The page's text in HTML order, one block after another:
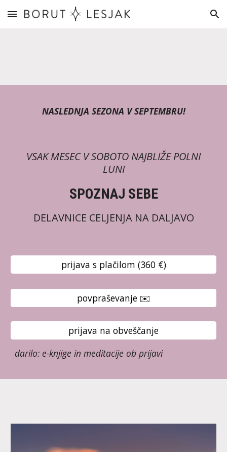
Skip to main content Skip to navigation
NASLEDNJA SEZONA V SEPTEMBRU!
VSAKMESEC V SOBOTO NAJBLIŽE POLNI
LUNI
SPOZNAJ SEBE
DELAVNICE CELJENJA NA DALJAVO
prijava s plačilom (360 €)
povpraševanje ✉️
prijava na obveščanje
darilo: e-knjige in meditacije ob prijavi